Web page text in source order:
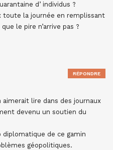
d’ individus ?
toute la journée en remplissant
le pire n’arrive pas ?
aimerait lire dans des journaux
devenu un soutien du
diplomatique de ce gamin
géopolitiques.
RÉPONDRE